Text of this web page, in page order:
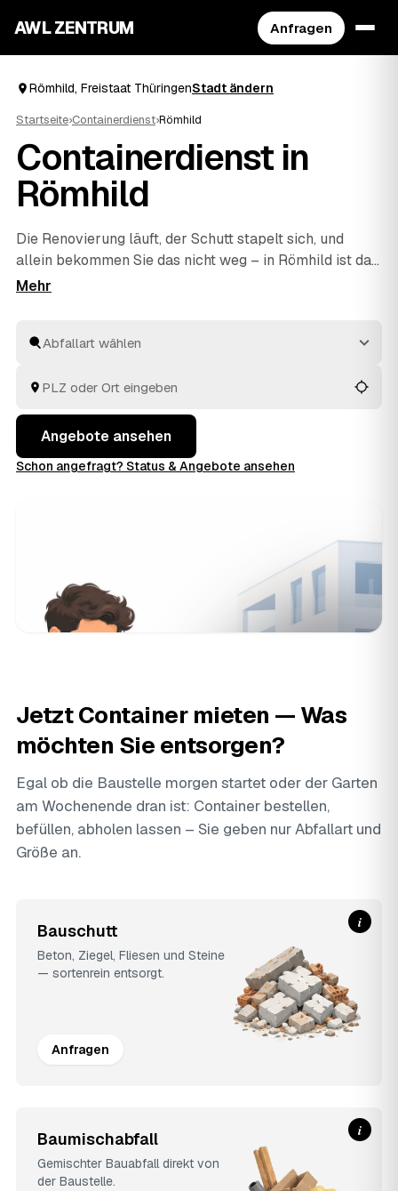
AWL ZENTRUM Anfragen
Römhild, Freistaat ThüringenStadt ändern
Startseite›Containerdienst›Römhild
Containerdienst in
Römhild
Die Renovierung läuft, der Schutt stapelt sich, und
allein bekommen Sie das nicht weg – in Römhild ist das
der Moment für einen Container. Über AWL
mehrere Festpreis-Angebote geprüfter Anbieter ein.
Logistik kümmern müssen. Sie vergleichen die
Meiningenund buchen, wenn der Preis stimmt.
Angebote ansehen
Schon angefragt? Status & Angebote ansehen
Jetzt Container mieten — Was
möchten Sie entsorgen?
Egal ob die Baustelle morgen startet oder der Garten
am Wochenende dran ist: Container bestellen,
befüllen, abholen lassen – Sie geben nur Abfallart und
Größe an.
Bauschutt
Beton, Ziegel, Fliesen und Steine
— sortenrein entsorgt.
Anfragen
i
Baumischabfall
Gemischter Bauabfall direkt von
der Baustelle.
i